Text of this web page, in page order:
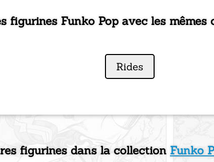
figurines Funko Pop avec les mêmes
Rides
figurines dans la collection Funko